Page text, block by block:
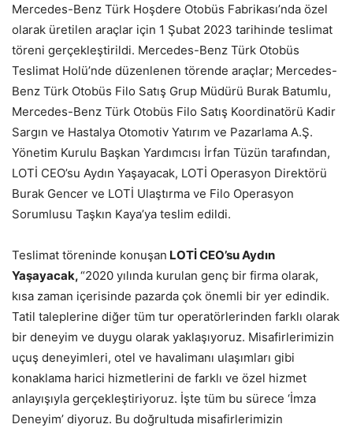
Mercedes-Benz Türk Hoşdere Otobüs Fabrikası’nda özel
olarak üretilen araçlar için 1 Şubat 2023 tarihinde teslimat
töreni gerçekleştirildi. Mercedes-Benz Türk Otobüs
Teslimat Holü’nde düzenlenen törende araçlar; Mercedes-
Benz Türk Otobüs Filo Satış Grup Müdürü Burak Batumlu,
Mercedes-Benz Türk Otobüs Filo Satış Koordinatörü Kadir
Sargın ve Hastalya Otomotiv Yatırım ve Pazarlama A.Ş.
Yönetim Kurulu Başkan Yardımcısı İrfan Tüzün tarafından,
LOTİ CEO’su Aydın Yaşayacak, LOTİ Operasyon Direktörü
Burak Gencer ve LOTİ Ulaştırma ve Filo Operasyon
Sorumlusu Taşkın Kaya’ya teslim edildi.
Teslimat töreninde konuşan LOTİ CEO’su Aydın
Yaşayacak,“2020 yılında kurulan genç bir firma olarak,
kısa zaman içerisinde pazarda çok önemli bir yer edindik.
Tatil taleplerine diğer tüm tur operatörlerinden farklı olarak
bir deneyim ve duygu olarak yaklaşıyoruz. Misafirlerimizin
uçuş deneyimleri, otel ve havalimanı ulaşımları gibi
konaklama harici hizmetlerini de farklı ve özel hizmet
anlayışıyla gerçekleştiriyoruz. İşte tüm bu sürece ‘İmza
Deneyim’ diyoruz. Bu doğrultuda misafirlerimizin